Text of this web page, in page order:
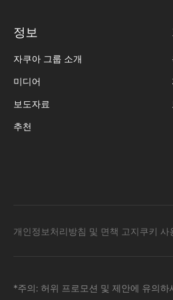
정보
자쿠아 그룹 소개
미디어
보도자료
추천
개인정보처리방침 및 면책 고지쿠키 사
*주의: 허위 프로모션 및 제안에 유의하